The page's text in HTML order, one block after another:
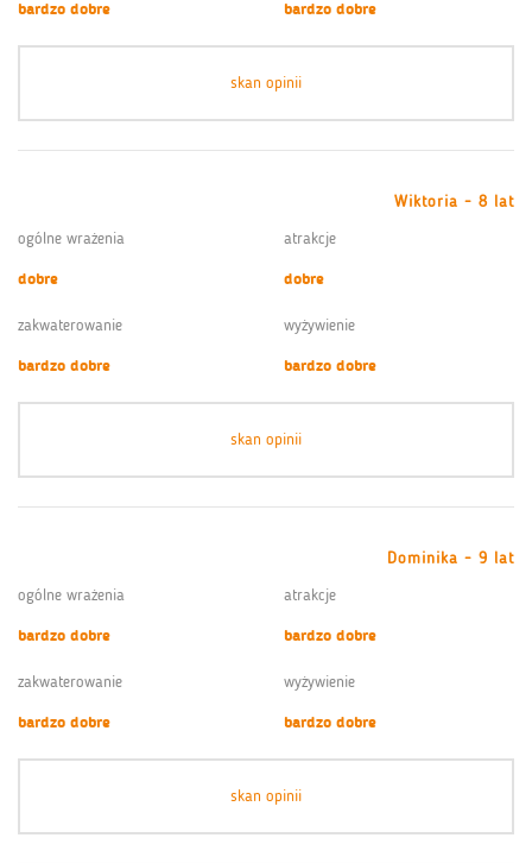
bardzo dobre bardzo dobre
skan opinii
Wiktoria - 8 lat
ogólne wrażenia
dobre
atrakcje
dobre
zakwaterowanie
bardzo dobre
wyżywienie
bardzo dobre
skan opinii
Dominika - 9 lat
ogólne wrażenia
bardzo dobre
atrakcje
bardzo dobre
zakwaterowanie
bardzo dobre
wyżywienie
bardzo dobre
skan opinii